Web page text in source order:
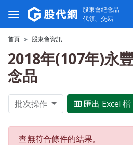
股東會紀念品
代領、交易
首頁 股東會資訊
2018年(107年)永
念品
批次操作 匯出 Excel 檔
查無符合條件的結果。